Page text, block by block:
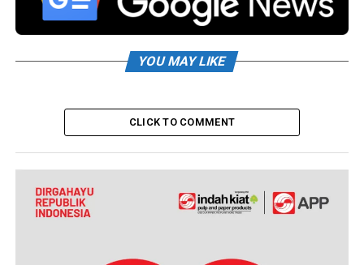
YOU MAY LIKE
CLICK TO COMMENT